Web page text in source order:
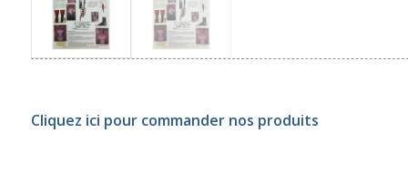
Cliquez ici pour commander nos produits